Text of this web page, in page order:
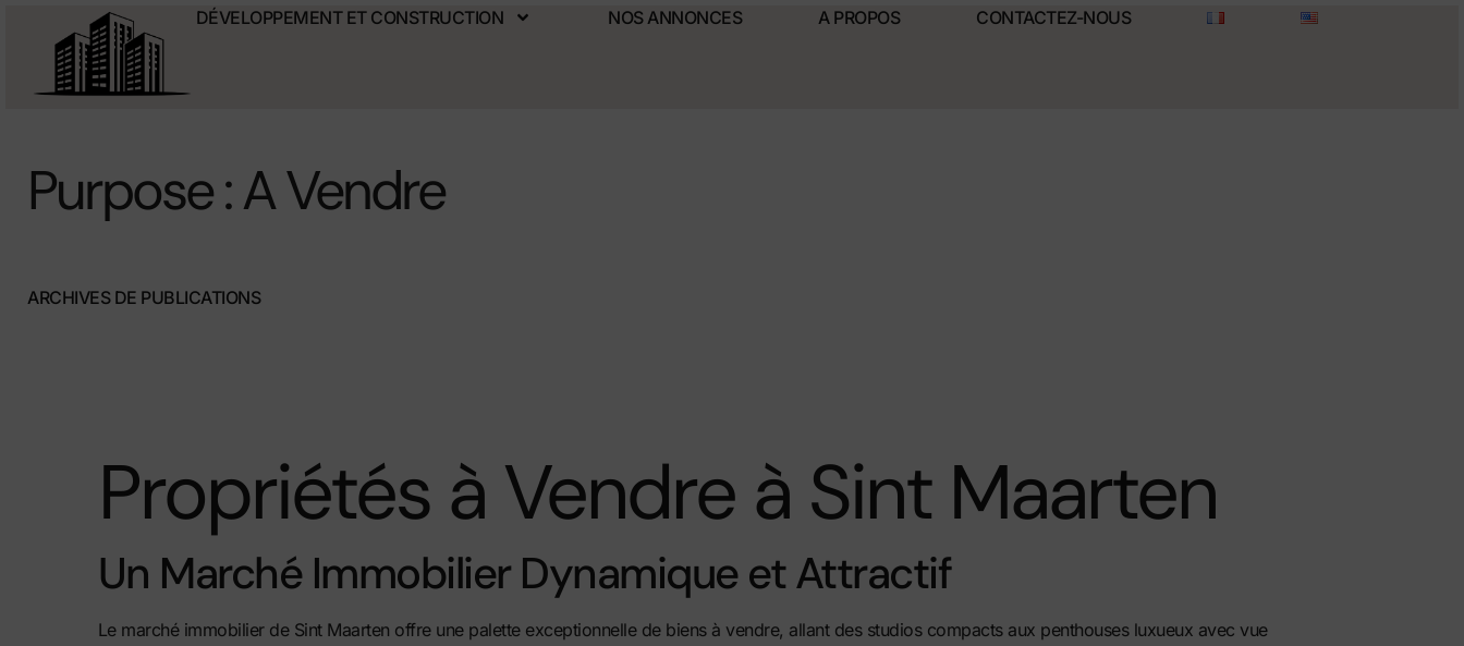
DÉVELOPPEMENT ET CONSTRUCTION NOS ANNONCES A PROPOS CONTACTEZ-NOUS
Purpose : A Vendre
ARCHIVES DE PUBLICATIONS
Propriétés à Vendre à Sint Maarten
Un Marché Immobilier Dynamique et Attractif
Le marché immobilier de Sint Maarten offre une palette exceptionnelle de biens à vendre, allant des studios compacts aux penthouses luxueux avec vue